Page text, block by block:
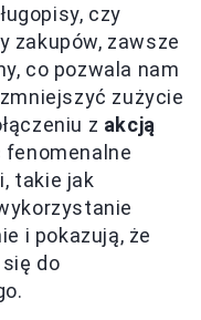
czy
zakupów, zawsze
co pozwala nam
zużycie
z akcją
fenomenalne
takie jak
i pokazują, że
do